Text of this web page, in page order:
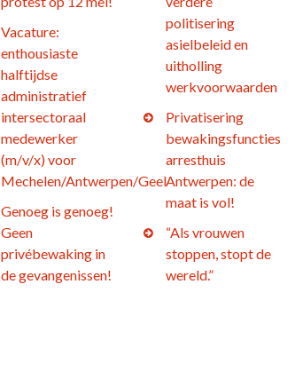
Vacature:
enthousiaste
halftijdse
administratief
intersectoraal
medewerker
(m/v/x) voor
Mechelen/Antwerpen/Geel
Genoeg is genoeg!
Geen
privébewaking in
de gevangenissen!
politisering
asielbeleid en
uitholling
werkvoorwaarden
Privatisering
bewakingsfuncties
arresthuis
Antwerpen: de
maat is vol!
“Als vrouwen
stoppen, stopt de
wereld.”